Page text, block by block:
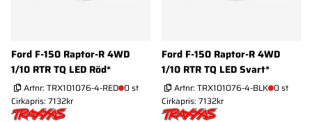
Ford F-150 Raptor-R 4WD
1/10 RTR TQ LED Röd*
Artnr: TRX101076-4-RED 0 st
Cirkapris: 7132kr
Ford F-150 Raptor-R 4WD
1/10 RTR TQ LED Svart*
Artnr: TRX101076-4-BLK 0 st
Cirkapris: 7132kr